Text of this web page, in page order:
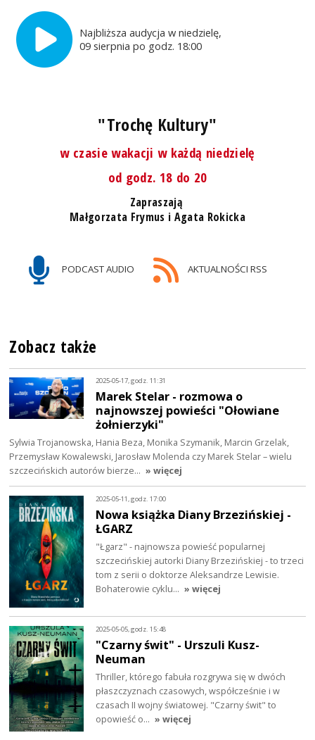
Najbliższa audycja w niedzielę,
09 sierpnia po godz. 18:00
"Trochę Kultury"
w czasie wakacji w każdą niedzielę
od godz. 18 do 20
Zapraszają
Małgorzata Frymus i Agata Rokicka
PODCAST AUDIO AKTUALNOŚCI RSS
Zobacz także
2025-05-17, godz. 11:31
Marek Stelar - rozmowa o
najnowszej powieści "Ołowiane
żołnierzyki"
Sylwia Trojanowska, Hania Beza, Monika Szymanik, Marcin Grzelak,
Przemysław Kowalewski, Jarosław Molenda czy Marek Stelar – wielu
szczecińskich autorów bierze… » więcej
2025-05-11, godz. 17:00
Nowa książka Diany Brzezińskiej -
ŁGARZ
"Łgarz" - najnowsza powieść popularnej
szczecińskiej autorki Diany Brzezińskiej - to trzeci
tom z serii o doktorze Aleksandrze Lewisie.
Bohaterowie cyklu… » więcej
2025-05-05, godz. 15:48
"Czarny świt" - Urszuli Kusz-
Neuman
Thriller, którego fabuła rozgrywa się w dwóch
płaszczyznach czasowych, współcześnie i w
czasach II wojny światowej. "Czarny świt" to
opowieść o… » więcej